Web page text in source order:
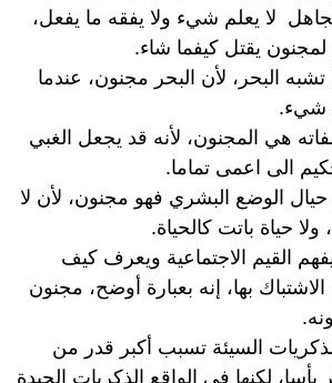
لا يعلم شيء ولا يفقه ما يفعل،
يقتل كيفما شاء.
البحر، لأن البحر مجنون، عندما
شيء.
هي المجنون، لأنه قد يجعل الغبي
الى اعمى تماما.
الوضع البشري فهو مجنون، لأن لا
حياة باتت كالحياة.
القيم الاجتماعية ويعرف كيف
بها، إنه بعبارة أوضح، مجنون
السيئة تسبب أكبر قدر من
يأسا، لكنها في الواقع الذكريات الجيدة